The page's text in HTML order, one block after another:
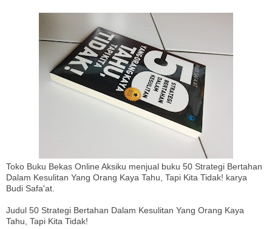
Toko Buku Bekas Online Aksiku menjual buku 50 Strategi Bertahan
Dalam Kesulitan Yang Orang Kaya Tahu, Tapi Kita Tidak! karya
Budi Safa'at.
Judul 50 Strategi Bertahan Dalam Kesulitan Yang Orang Kaya
Tahu, Tapi Kita Tidak!